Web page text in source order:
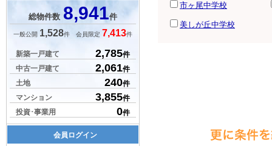
市ヶ尾中学校
美しが丘中学校
総物件数 8,941件
一般公開 1,528件 会員限定 7,413件
新築一戸建て 2,785件
中古一戸建て
2,061件
土地
240件
マンション
3,855件
投資･事業用
0件
会員ログイン